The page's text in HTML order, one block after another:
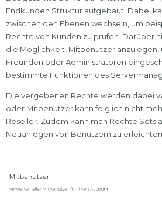
Endkunden Struktur aufgebaut. Dabei
zwischen den Ebenen wechseln, um
Rechte von Kunden zu prüfen. Darüber
die Möglichkeit, Mitbenutzer anzulegen,
Freunden oder Administratoren
bestimmte Funktionen des
Die vergebenen Rechte werden dabei
oder Mitbenutzer kann folglich nicht
Reseller. Zudem kann man Rechte Sets
Neuanlegen von Benutzern zu